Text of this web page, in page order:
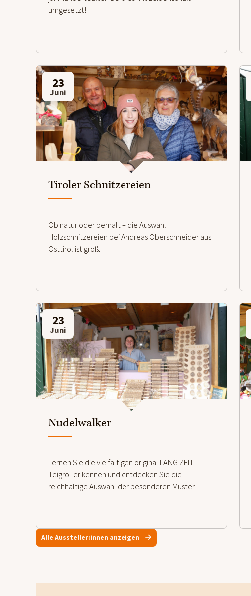
umgesetzt!
weiterlesen
23
Juni
Tiroler Schnitzereien
Ob natur oder bemalt – die Auswahl
Holzschnitzereien bei Andreas Oberschneider aus
Osttirol ist groß.
weiterlesen
23
Juni
Nudelwalker
Lernen Sie die vielfältigen original LANG ZEIT-
Teigroller kennen und entdecken Sie die
reichhaltige Auswahl der besonderen Muster.
Alle Aussteller:innen anzeigen